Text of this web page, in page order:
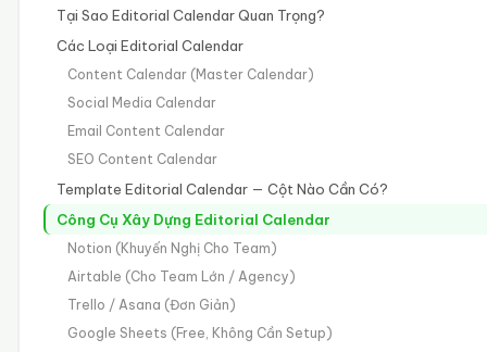
Tại Sao Editorial Calendar Quan Trọng?
Các Loại Editorial Calendar
Content Calendar (Master Calendar)
Social Media Calendar
Email Content Calendar
SEO Content Calendar
Template Editorial Calendar — Cột Nào Cần Có?
Công Cụ Xây Dựng Editorial Calendar
Notion (Khuyến Nghị Cho Team)
Airtable (Cho Team Lớn / Agency)
Trello / Asana (Đơn Giản)
Google Sheets (Free, Không Cần Setup)